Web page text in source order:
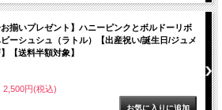
お揃いプレゼント】ハニーピンクとボルドーリボ
ーシュシュ（ラトル）【出産祝い/誕生日/ジュメ
【送料半額対象】
2,500円(税込)